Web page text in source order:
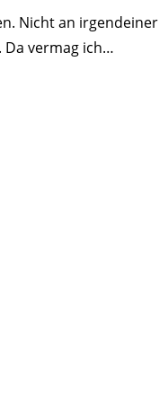
Nicht an irgendeiner
Da vermag ich…